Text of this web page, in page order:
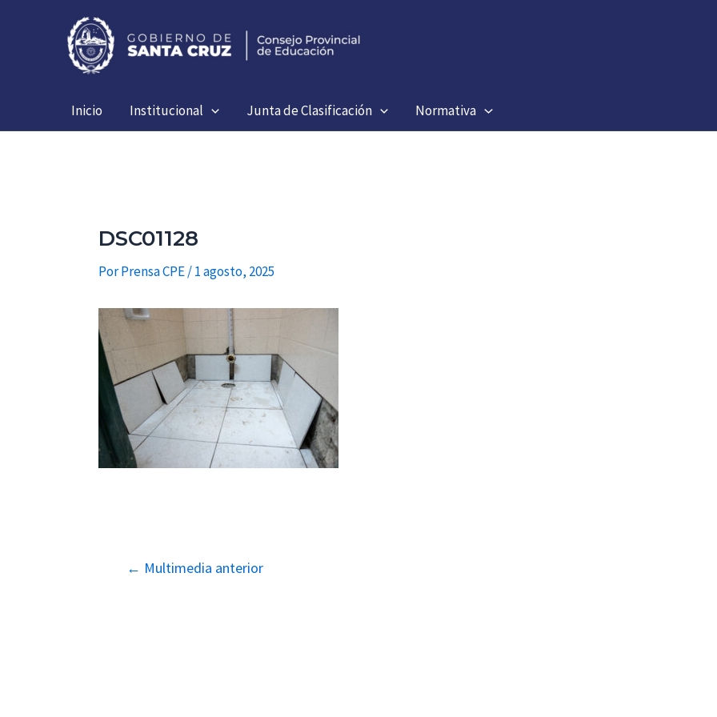
Inicio Institucional Junta de Clasificación Normativa
DSC01128
PorPrensa CPE/1 agosto, 2025
Navegación
← Multimedia anterior